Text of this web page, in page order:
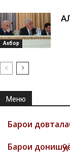
Ахбор
Меню
Барои
Барои